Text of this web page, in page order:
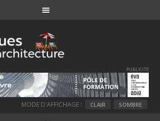
PUBLICITE
MODE D'AFFICHAGE : CLAIR SOMBRE